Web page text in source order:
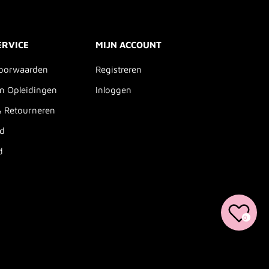
Opleidingen
Retourneren
MIJN ACCOUNT
Registreren
Inloggen
0